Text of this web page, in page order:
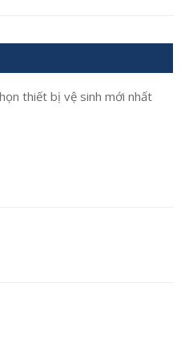
thiết bị vệ sinh mới nhất